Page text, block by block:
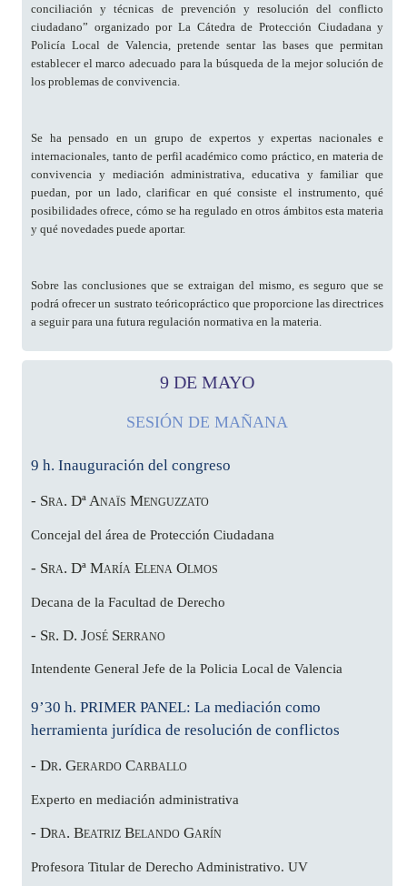
conciliación y técnicas de prevención y resolución del conflicto
ciudadano” organizado por La Cátedra de Protección Ciudadana y
Policía Local de Valencia, pretende sentar las bases que permitan
establecer el marco adecuado para la búsqueda de la mejor solución de
los problemas de convivencia.
Se ha pensado en un grupo de expertos y expertas nacionales e
internacionales, tanto de perfil académico como práctico, en materia de
convivencia y mediación administrativa, educativa y familiar que
puedan, por un lado, clarificar en qué consiste el instrumento, qué
posibilidades ofrece, cómo se ha regulado en otros ámbitos esta materia
y qué novedades puede aportar.
Sobre las conclusiones que se extraigan del mismo, es seguro que se
podrá ofrecer un sustrato teóricopráctico que proporcione las directrices
a seguir para una futura regulación normativa en la materia.
9 DE MAYO
SESIÓN DE MAÑANA
9 h. Inauguración del congreso
- Sra. Dª Anaïs Menguzzato
Concejal del área de Protección Ciudadana
- Sra. Dª María Elena Olmos
Decana de la Facultad de Derecho
- Sr. D. José Serrano
Intendente General Jefe de la Policia Local de Valencia
9’30 h. PRIMER PANEL: La mediación como
herramienta jurídica de resolución de conflictos
- Dr. Gerardo Carballo
Experto en mediación administrativa
- Dra. Beatriz Belando Garín
Profesora Titular de Derecho Administrativo. UV